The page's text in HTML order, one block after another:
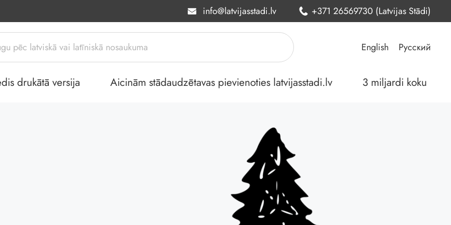
info@latvijasstadi.lv +371 26569730 (Latvijas Stādi)
English Русский
drukātā versija Aicinām stādaudzētavas pievienoties latvijasstadi.lv 3 miljardi koku